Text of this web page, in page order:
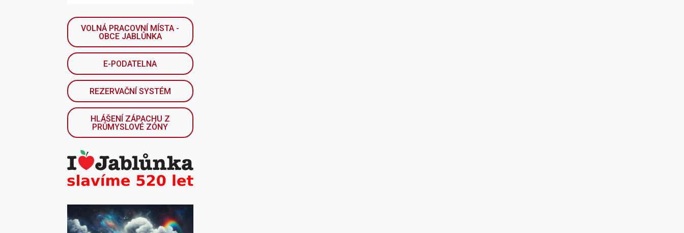
VOLNÁ PRACOVNÍ MÍSTA -
OBCE JABLŮNKA
E-PODATELNA
REZERVAČNÍ SYSTÉM
HLÁŠENÍ ZÁPACHU Z
PRŮMYSLOVÉ ZÓNY